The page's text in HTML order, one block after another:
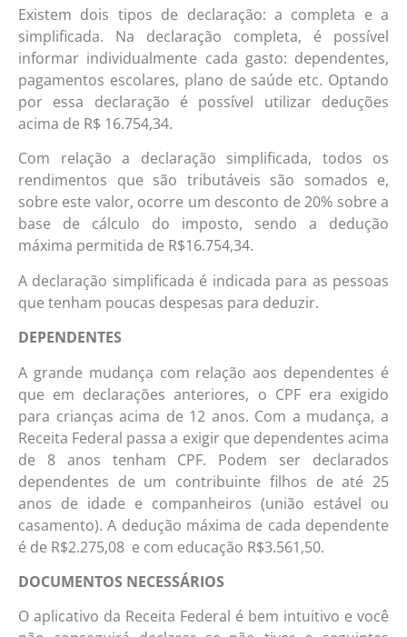
Existem dois tipos de declaração: a completa e a
simplificada. Na declaração completa, é possível
informar individualmente cada gasto: dependentes,
pagamentos escolares, plano de saúde etc. Optando
por essa declaração é possível utilizar deduções
acima de R$ 16.754,34.
Com relação a declaração simplificada, todos os
rendimentos que são tributáveis são somados e,
sobre este valor, ocorre um desconto de 20% sobre a
base de cálculo do imposto, sendo a dedução
máxima permitida de R$16.754,34.
A declaração simplificada é indicada para as pessoas
que tenham poucas despesas para deduzir.
DEPENDENTES
A grande mudança com relação aos dependentes é
que em declarações anteriores, o CPF era exigido
para crianças acima de 12 anos. Com a mudança, a
Receita Federal passa a exigir que dependentes acima
de 8 anos tenham CPF. Podem ser declarados
dependentes de um contribuinte filhos de até 25
anos de idade e companheiros (união estável ou
casamento). A dedução máxima de cada dependente
é de R$2.275,08 e com educação R$3.561,50.
DOCUMENTOS NECESSÁRIOS
O aplicativo da Receita Federal é bem intuitivo e você